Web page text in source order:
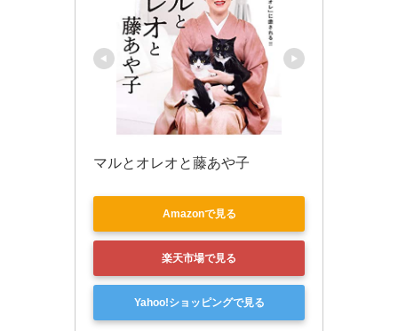
マルとオレオと藤あや子
Amazonで見る
楽天市場で見る
Yahoo!ショッピングで見る